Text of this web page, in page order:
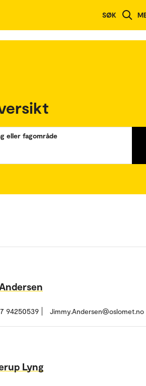
SØK
eller fagområde
94250539 Jimmy.Andersen@oslomet.no
Lyng